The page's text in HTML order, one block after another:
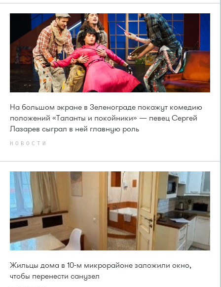
На большом экране в Зеленограде покажут комедию
положений «Таланты и покойники» — певец Сергей
Лазарев сыграл в ней главную роль
НОВОСТИ
Жильцы дома в 10-м микрорайоне заложили окно,
чтобы перенести санузел